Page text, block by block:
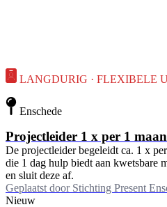
LANGDURIG · FLEXIBELE
Enschede
Projectleider 1 x per 1
De projectleider begeleidt ca. 1 x
die 1 dag hulp biedt aan kwetsbare
en sluit deze af.
Geplaatst door Stichting Present
Nieuw